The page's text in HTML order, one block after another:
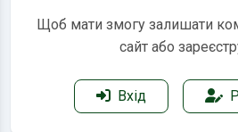
Щоб мати змогу залишати
сайт або
Вхід